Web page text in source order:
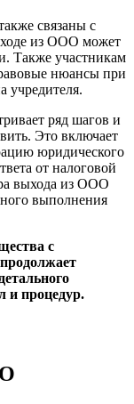
связаны с
из ООО может
Также участникам
нюансы при
учредителя.
ряд шагов и
Это включает
юридического
от налоговой
выхода из ООО
выполнения
с
и процедур.